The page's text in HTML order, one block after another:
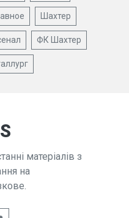
Шахтер
ФК Шахтер
матеріалів з
на